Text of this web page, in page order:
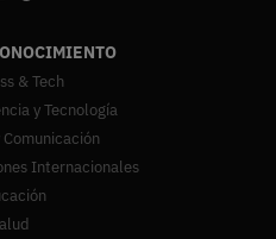
& Tech
y Tecnología
Internacionales